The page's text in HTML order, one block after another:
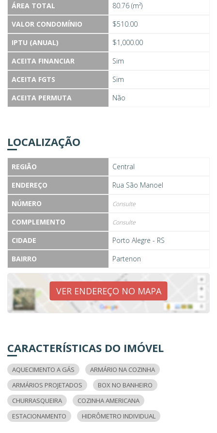
ÁREA TOTAL
80.76 (m²)
VALOR CONDOMÍNIO
$510.00
IPTU (ANUAL)
$1,000.00
ACEITA FINANCIAR
Sim
ACEITA FGTS
Sim
ACEITA PERMUTA
Não
LOCALIZAÇÃO
REGIÃO
Central
ENDEREÇO
Rua São Manoel
NÚMERO
Consulte
COMPLEMENTO Consulte
CIDADE
Porto Alegre - RS
BAIRRO
Partenon
VER ENDEREÇO NO MAPA
CARACTERÍSTICAS DO IMÓVEL
AQUECIMENTO A GÁS
ARMÁRIO NA COZINHA
ARMÁRIOS PROJETADOS
BOX NO BANHEIRO
CHURRASQUEIRA
COZINHA AMERICANA
ESTACIONAMENTO
HIDRÔMETRO INDIVIDUAL